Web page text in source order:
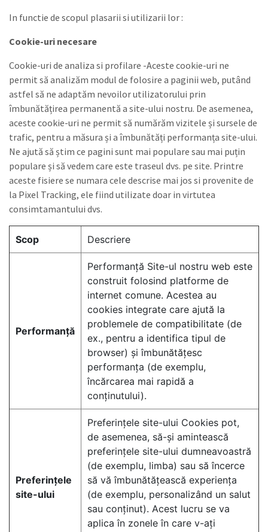
In functie de scopul plasarii si utilizarii lor :
Cookie-uri necesare
Cookie-uri de analiza si profilare -Aceste cookie-uri ne
permit să analizăm modul de folosire a paginii web, putând
astfel să ne adaptăm nevoilor utilizatorului prin
îmbunătățirea permanentă a site-ului nostru. De asemenea,
aceste cookie-uri ne permit să numărăm vizitele și sursele de
trafic, pentru a măsura și a îmbunătăți performanța site-ului.
Ne ajută să știm ce pagini sunt mai populare sau mai puțin
populare și să vedem care este traseul dvs. pe site. Printre
aceste fisiere se numara cele descrise mai jos si provenite de
la Pixel Tracking, ele fiind utilizate doar in virtutea
consimtamantului dvs.
Scop Descriere
Performanță
Performanță Site-ul nostru web este
construit folosind platforme de
internet comune. Acestea au
cookies integrate care ajută la
problemele de compatibilitate (de
ex., pentru a identifica tipul de
browser) și îmbunătățesc
performanța (de exemplu,
încărcarea mai rapidă a
conținutului).
Preferințele
site-ului
Preferințele site-ului Cookies pot,
de asemenea, să-și amintească
preferințele site-ului dumneavoastră
(de exemplu, limba) sau să încerce
să vă îmbunătățească experiența
(de exemplu, personalizând un salut
sau conținut). Acest lucru se va
aplica în zonele în care v-ați